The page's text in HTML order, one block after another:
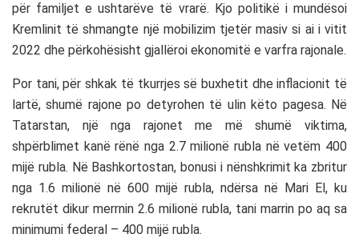
për familjet e ushtarëve të vrarë. Kjo politikë i mundësoi
Kremlinit të shmangte një mobilizim tjetër masiv si ai i vitit
2022 dhe përkohësisht gjallëroi ekonomitë e varfra rajonale.
Por tani, për shkak të tkurrjes së buxhetit dhe inflacionit të
lartë, shumë rajone po detyrohen të ulin këto pagesa. Në
Tatarstan, një nga rajonet me më shumë viktima,
shpërblimet kanë rënë nga 2.7 milionë rubla në vetëm 400
mijë rubla. Në Bashkortostan, bonusi i nënshkrimit ka zbritur
nga 1.6 milionë në 600 mijë rubla, ndërsa në Mari El, ku
rekrutët dikur merrnin 2.6 milionë rubla, tani marrin po aq sa
minimumi federal – 400 mijë rubla.